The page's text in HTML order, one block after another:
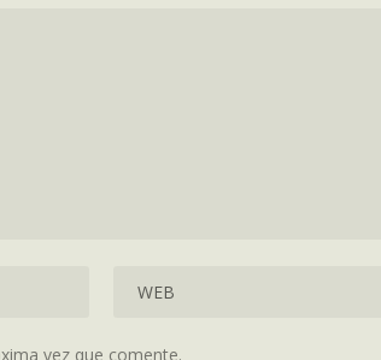
vez que comente.